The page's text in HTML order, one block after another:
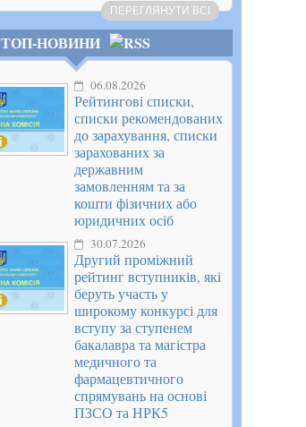
ПЕРЕГЛЯНУТИ ВСІ
ТОП-НОВИНИ
06.08.2026
Рейтингові списки,
списки рекомендованих
до зарахування, списки
зарахованих за
державним
замовленням та за
кошти фізичних або
юридичних осіб
30.07.2026
Другий проміжний
рейтинг вступників, які
беруть участь у
широкому конкурсі для
вступу за ступенем
бакалавра та магістра
медичного та
фармацевтичного
спрямувань на основі
ПЗСО та НРК5